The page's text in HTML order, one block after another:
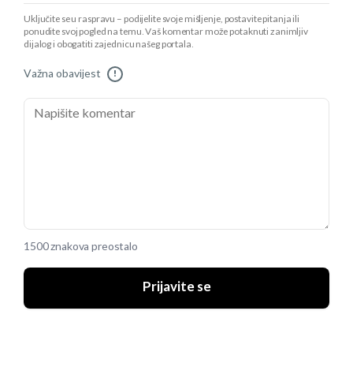
Uključite se u raspravu – podijelite svoje mišljenje, postavite pitanja ili
ponudite svoj pogled na temu. Vaš komentar može potaknuti zanimljiv
dijalog i obogatiti zajednicu našeg portala.
Važna obavijest !
1500 znakova preostalo
Prijavite se